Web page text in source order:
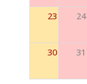
23 24
30 31